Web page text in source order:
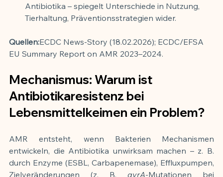
Antibiotika – spiegelt Unterschiede in Nutzung,
Tierhaltung, Präventionsstrategien wider.
Quellen:ECDC News-Story (18.02.2026); ECDC/EFSA
EU Summary Report on AMR 2023–2024.
Mechanismus: Warum ist
Antibiotikaresistenz bei
Lebensmittelkeimen ein Problem?
AMR entsteht, wenn Bakterien Mechanismen
entwickeln, die Antibiotika unwirksam machen – z. B.
durch Enzyme (ESBL, Carbapenemase), Effluxpumpen,
Zielveränderungen (z. B. gyrA-Mutationen bei